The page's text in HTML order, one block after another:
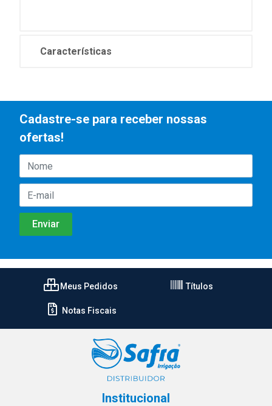
Características
Cadastre-se para receber nossas
ofertas!
Meus Pedidos Títulos
Notas Fiscais
Institucional